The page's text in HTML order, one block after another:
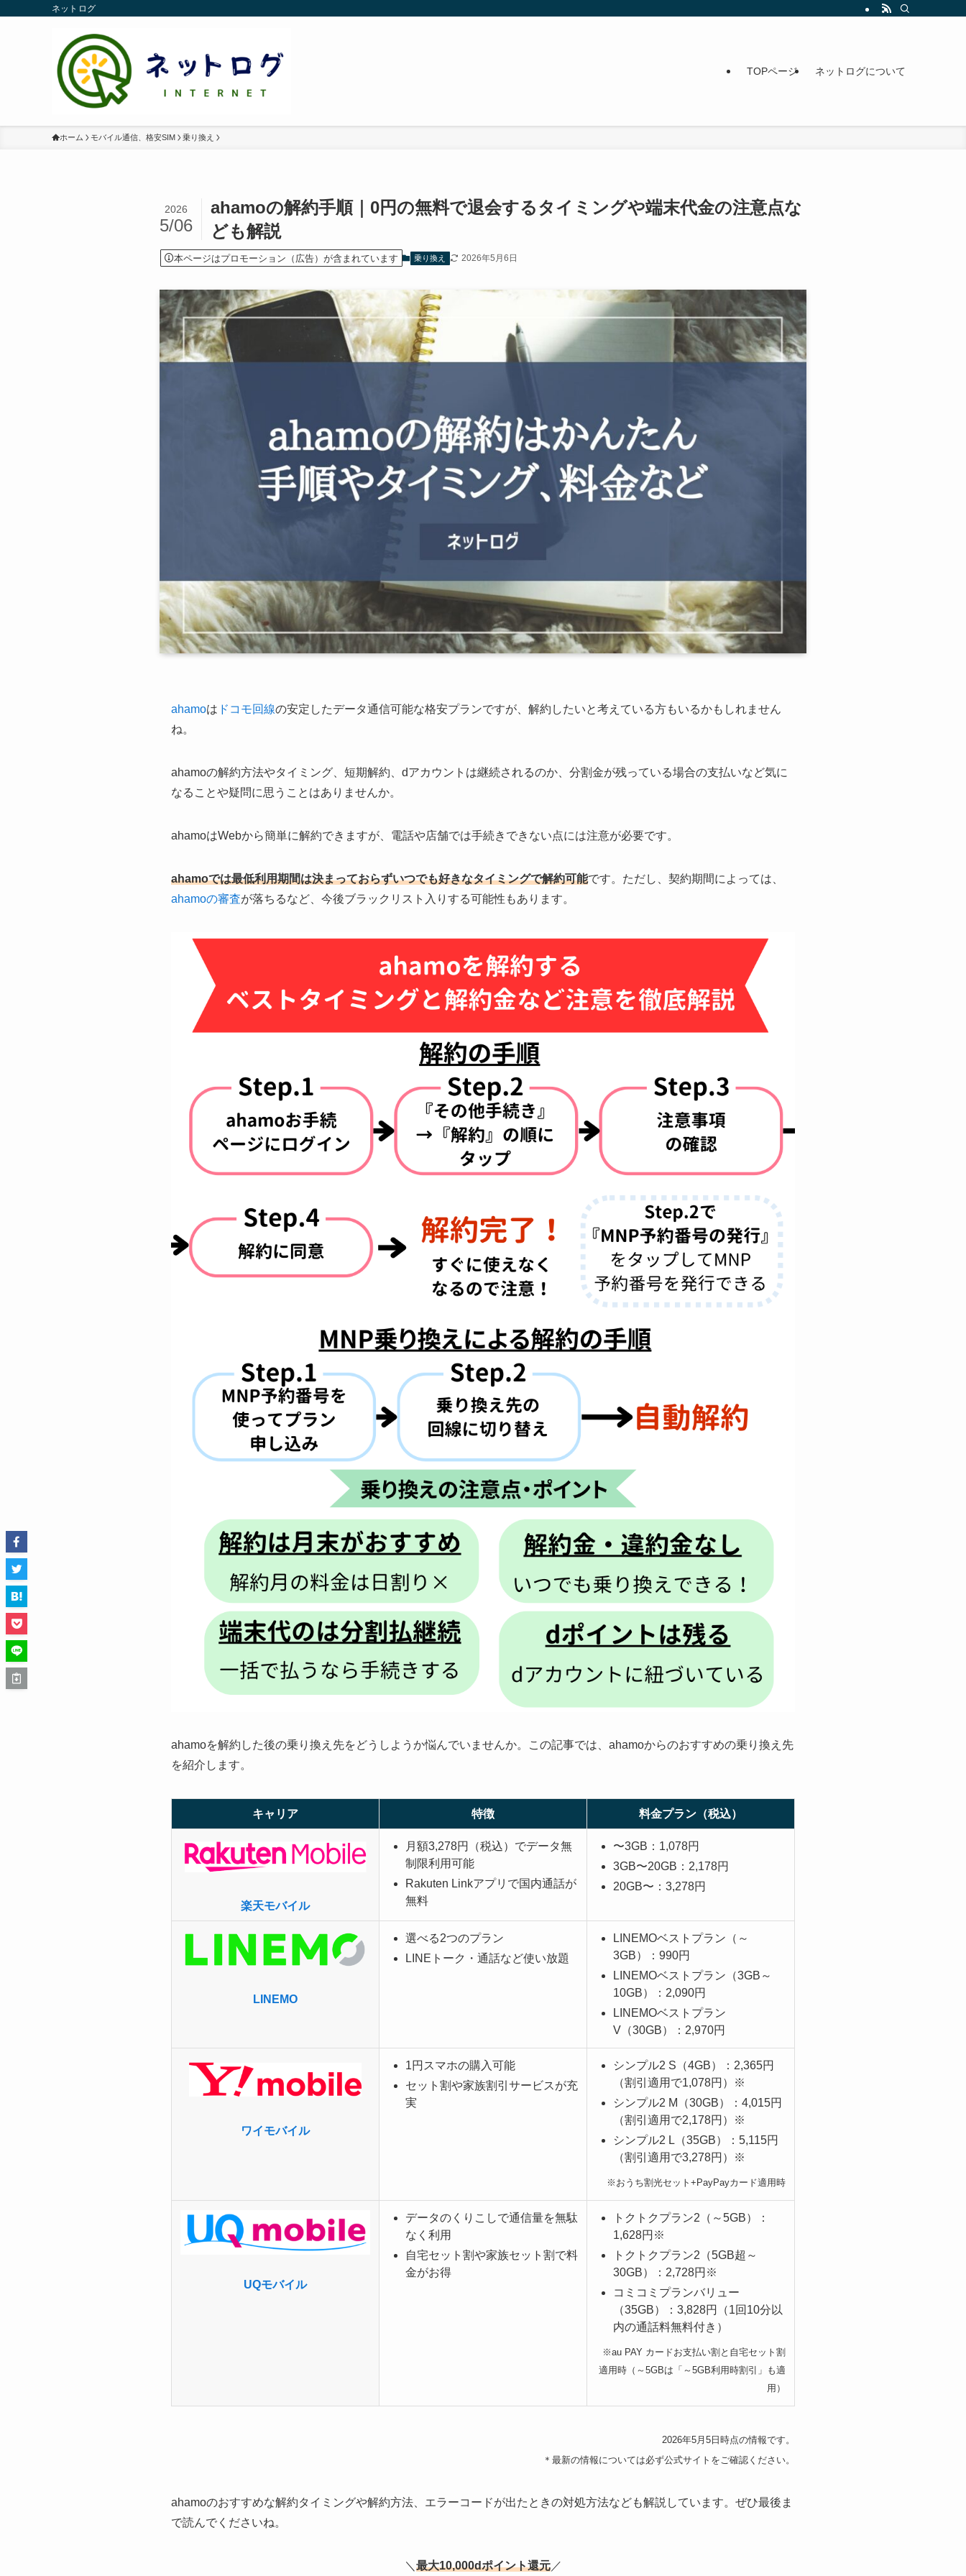
ネットログ
TOPページ ネットログについて
ホーム モバイル通信、格安SIM 乗り換え
ahamoの解約手順｜0円の無料で退会するタイミングや端末代金の注意点な
ども解説
2026
5/06
本ページはプロモーション（広告）が含まれています 乗り換え 2026年5月6日
ahamoは ドコモ回線の安定したデータ通信可能な格安プランですが、解約したいと考えている方もいるかもしれません
ね。
ahamoの解約方法やタイミング、短期解約、dアカウントは継続されるのか、分割金が残っている場合の支払いなど気に
なることや疑問に思うことはありませんか。
ahamoはWebから簡単に解約できますが、電話や店舗では手続きできない点には注意が必要です。
ahamoでは最低利用期間は決まっておらずいつでも好きなタイミングで解約可能です。ただし、契約期間によっては、
ahamoの審査が落ちるなど、今後ブラックリスト入りする可能性もあります。
ahamoを解約した後の乗り換え先をどうしようか悩んでいませんか。この記事では、ahamoからのおすすめの乗り換え先
を紹介します。
キャリア 特徴 料金プラン（税込）
楽天モバイル
月額3,278円（税込）でデータ無
制限利用可能
Rakuten Linkアプリで国内通話が
無料
〜3GB：1,078円
3GB〜20GB：2,178円
20GB〜：3,278円
LINEMO
選べる2つのプラン
LINEトーク・通話など使い放題
LINEMOベストプラン（～
3GB）：990円
LINEMOベストプラン（3GB～
10GB）：2,090円
LINEMOベストプラン
V（30GB）：2,970円
ワイモバイル
1円スマホの購入可能
セット割や家族割引サービスが充
実
シンプル2 S（4GB）：2,365円
（割引適用で1,078円）※
シンプル2 M（30GB）：4,015円
（割引適用で2,178円）※
シンプル2 L（35GB）：5,115円
（割引適用で3,278円）※
※おうち割光セット+PayPayカード適用時
UQモバイル
データのくりこしで通信量を無駄
なく利用
自宅セット割や家族セット割で料
金がお得
トクトクプラン2（～5GB）：
1,628円※
トクトクプラン2（5GB超～
30GB）：2,728円※
コミコミプランバリュー
（35GB）：3,828円（1回10分以
内の通話料無料付き）
※au PAY カードお支払い割と自宅セット割
適用時（～5GBは「～5GB利用時割引」も適
用）
2026年5月5日時点の情報です。
＊最新の情報については必ず公式サイトをご確認ください。
ahamoのおすすめな解約タイミングや解約方法、エラーコードが出たときの対処方法なども解説しています。ぜひ最後ま
で読んでくださいね。
＼ 最大10,000dポイント還元／